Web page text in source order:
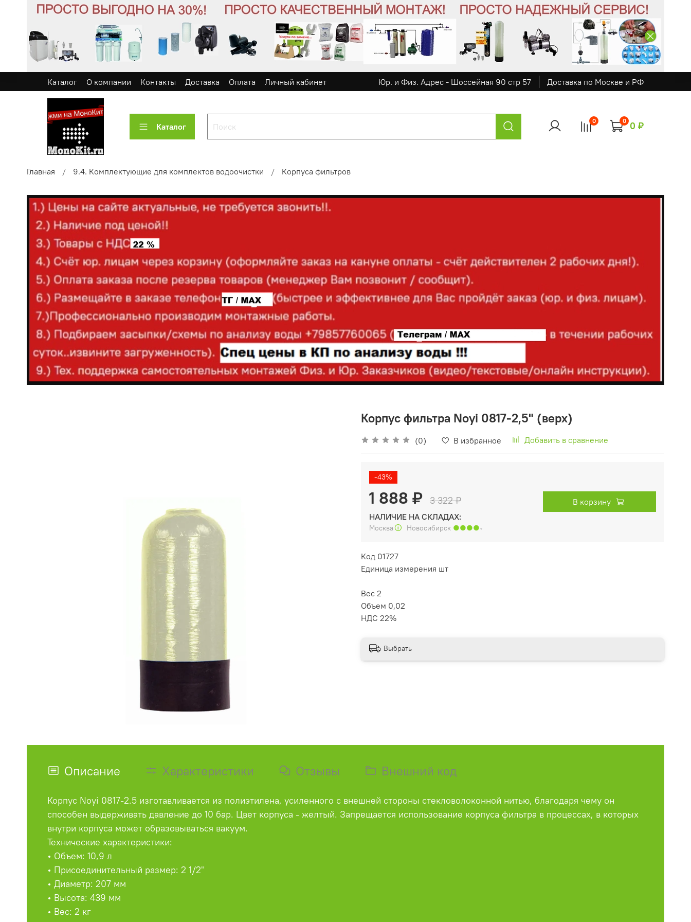
Каталог О компании Контакты Доставка Оплата Личный кабинет Юр. и Физ. Адрес - Шоссейная 90 стр 57 Доставка по Москве и РФ
Каталог
0 0 0 ₽
Главная 9.4. Комплектующие для комплектов водоочистки Корпуса фильтров
Корпус фильтра Noyi 0817-2,5" (верх)
(0) В избранное Добавить в сравнение
-43%
1 888 ₽ 3 322 ₽
НАЛИЧИЕ НА СКЛАДАХ:
Москва🛈 Новосибирск ●●●●◦
В корзину
Код 01727
Единица измерения шт
Вес 2
Объем 0,02
НДС 22%
Выбрать
Описание Характеристики Отзывы Внешний код
Корпус Noyi 0817-2.5 изготавливается из полиэтилена, усиленного с внешней стороны стекловолоконной нитью, благодаря чему он
способен выдерживать давление до 10 бар. Цвет корпуса - желтый. Запрещается использование корпуса фильтра в процессах, в которых
внутри корпуса может образовываться вакуум.
Технические характеристики:
• Объем: 10,9 л
• Присоединительный размер: 2 1/2"
• Диаметр: 207 мм
• Высота: 439 мм
• Вес: 2 кг